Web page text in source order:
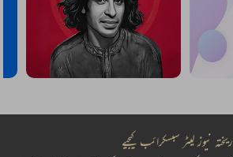
ریختہ نیوز لیٹر سبسکرائب کیجیے